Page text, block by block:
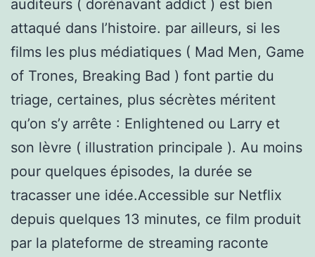
auditeurs ( dorénavant addict ) est bien
attaqué dans l’histoire. par ailleurs, si les
films les plus médiatiques ( Mad Men, Game
of Trones, Breaking Bad ) font partie du
triage, certaines, plus sécrètes méritent
qu’on s’y arrête : Enlightened ou Larry et
son lèvre ( illustration principale ). Au moins
pour quelques épisodes, la durée se
tracasser une idée.Accessible sur Netflix
depuis quelques 13 minutes, ce film produit
par la plateforme de streaming raconte